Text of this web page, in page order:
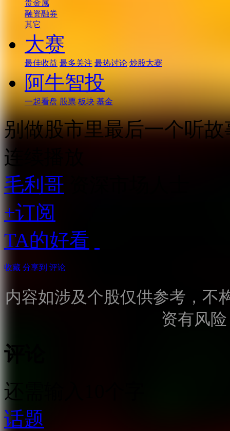
贵金属
融资融券
其它
大赛
最佳收益 最多关注 最热讨论 炒股大赛
阿牛智投
一起看盘 股票 板块 基金
别做股市里最后一个听
连续播放
毛利哥
+订阅
TA的好看
收藏 分享到 评论
内容如涉及个股仅供参考，不
资有风
评论
还需输入10个字
话题